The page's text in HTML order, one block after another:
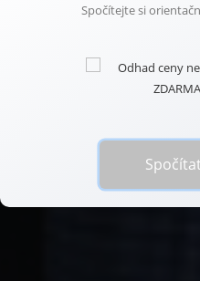
Spočítejte si